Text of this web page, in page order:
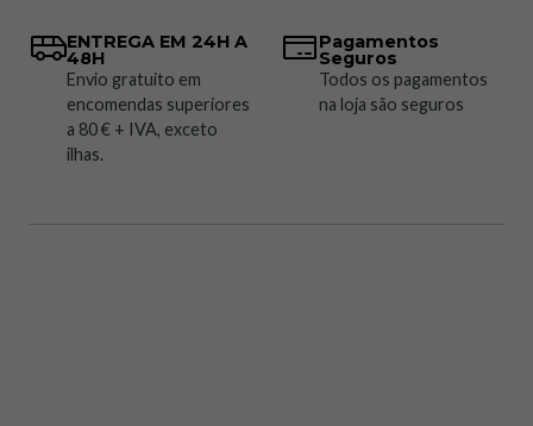
ENTREGA EM 24H A
48H
Envio gratuito em
encomendas superiores
a 80 € + IVA, exceto
ilhas.
Pagamentos
Seguros
Todos os pagamentos
na loja são seguros